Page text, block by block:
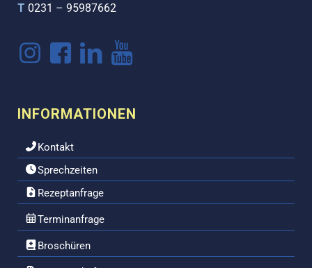
T 0231 – 95987662
INFORMATIONEN
Kontakt
Sprechzeiten
Rezeptanfrage
Terminanfrage
Broschüren